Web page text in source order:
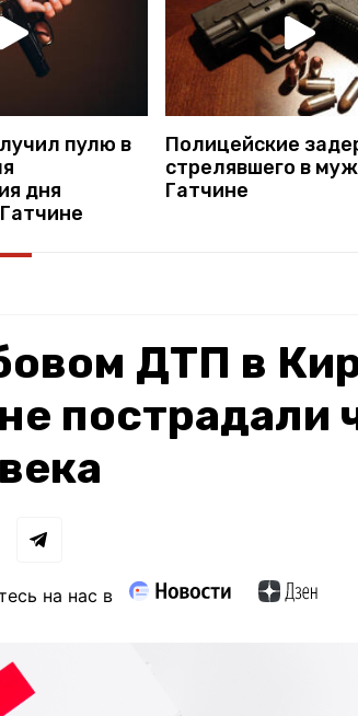
пулю в
дня
Полицейские
стрелявшего в
Гатчине
ДТП в
пострадали
на нас в